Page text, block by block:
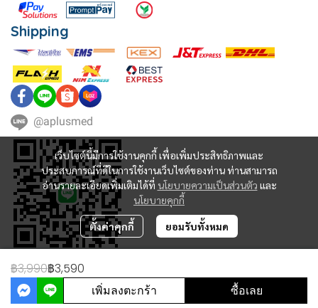
฿3,990฿3,590
เพิ่มลงตะกร้า
ซื้อเลย
เว็บไซต์นี้มีการใช้งานคุกกี้ เพื่อเพิ่มประสิทธิภาพและ
ประสบการณ์ที่ดีในการใช้งานเว็บไซต์ของท่าน ท่านสามารถ
อ่านรายละเอียดเพิ่มเติมได้ที่ นโยบายความเป็นส่วนตัว และ
นโยบายคุกกี้
ตั้งค่าคุกกี้ ยอมรับทั้งหมด
Shipping
@aplusmed
Copyright | All Rights Reserved | Powered by MWE
Powered By MakeWebEasy